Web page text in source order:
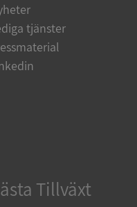
tjänster
Tillväxt
Corporation
.syna.se